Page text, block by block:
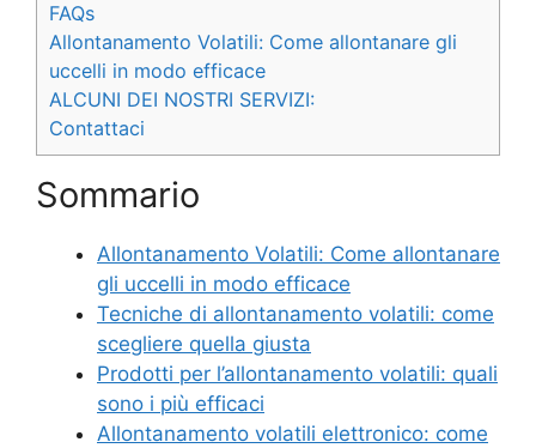
FAQs
Allontanamento Volatili: Come allontanare gli
uccelli in modo efficace
ALCUNI DEI NOSTRI SERVIZI:
Contattaci
Sommario
Allontanamento Volatili: Come allontanare
gli uccelli in modo efficace
Tecniche di allontanamento volatili: come
scegliere quella giusta
Prodotti per l’allontanamento volatili: quali
sono i più efficaci
Allontanamento volatili elettronico: come